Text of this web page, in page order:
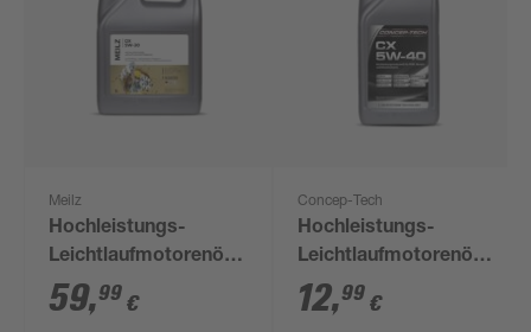
Meilz
Hochleistungs-
Leichtlaufmotorenöl
'DX 5W-30' 5 l
59,99 €
Concep-Tech
Hochleistungs-
Leichtlaufmotorenöl
CX 5W-40, 1 l
12,99 €